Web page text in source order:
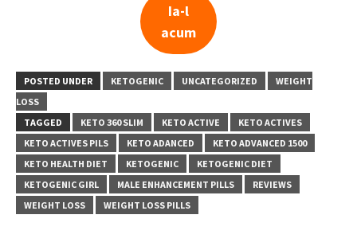
Ia-l
acum
POSTED UNDER KETOGENIC UNCATEGORIZED
WEIGHT
LOSS
TAGGED
KETO 360 SLIM KETO ACTIVE
KETO ACTIVES
KETO ACTIVES PILS
KETO ADANCED
KETO ADVANCED 1500
KETO HEALTH DIET
KETOGENIC
KETOGENIC DIET
KETOGENIC GIRL
MALE ENHANCEMENT PILLS
REVIEWS
WEIGHT LOSS
WEIGHT LOSS PILLS